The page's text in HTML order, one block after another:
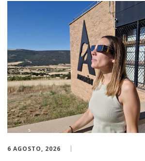
6 AGOSTO, 2026